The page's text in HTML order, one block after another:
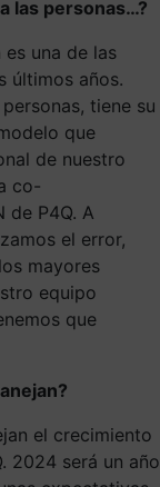
las personas…?
una de las
últimos años.
tiene su
que
de nuestro
co-
de P4Q. A
el error,
mayores
equipo
que
el crecimiento
2024 será un año